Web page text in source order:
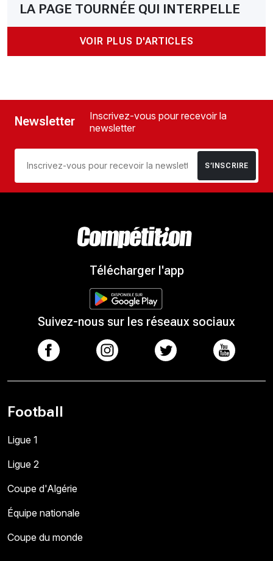
LA PAGE TOURNÉE QUI INTERPELLE
VOIR PLUS D'ARTICLES
Newsletter
Inscrivez-vous pour recevoir la
newsletter
S’INSCRIRE
Télécharger l'app
Suivez-nous sur les réseaux sociaux
Football
Ligue 1
Ligue 2
Coupe d'Algérie
Équipe nationale
Coupe du monde